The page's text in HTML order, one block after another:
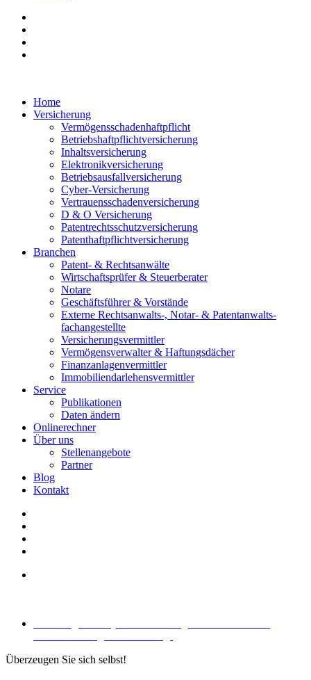
Home
Versicherung
Vermögensschadenhaftpflicht
Betriebshaftpflichtversicherung
Inhaltsversicherung
Elektronikversicherung
Betriebsausfallversicherung
Cyber-Versicherung
Vertrauensschadenversicherung
D & O Versicherung
Patentrechtsschutzversicherung
Patent­haftpflicht­­versicherung
Branchen
Patent- & Rechtsanwälte
Wirtschaftsprüfer & Steuerberater
Notare
Geschäftsführer & Vorstände
Externe Rechtsanwalts-, Notar- & Patentanwalts­
fachangestellte
Versicherungsvermittler
Vermögensverwalter & Haftungsdächer
Finanzanlagenvermittler
Immobiliendarlehensvermittler
Service
Publikationen
Daten ändern
Onlinerechner
Über uns
Stellenangebote
Partner
Blog
Kontakt
Überzeugen Sie sich selbst!